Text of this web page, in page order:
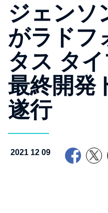
ジェンソ
がラドフ
タス タ
最終開発
遂行
2021 12 09